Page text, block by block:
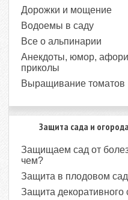
Дорожки и мощение
Водоемы в саду
Все о альпинарии
Анекдоты, юмор,
приколы
Выращивание томатов
Защита сада и
Защищаем сад от
чем?
Защита в плодовом
Защита декоративного